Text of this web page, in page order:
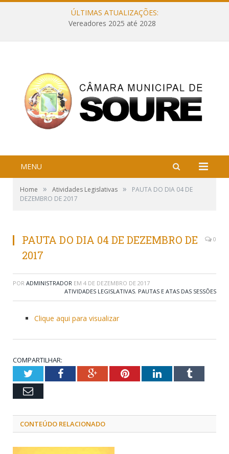
ÚLTIMAS ATUALIZAÇÕES:
Vereadores 2025 até 2028
MENU
Home » Atividades Legislativas »
PAUTA DO DIA 04 DE
DEZEMBRO DE 2017
PAUTA DO DIA 04 DE DEZEMBRO DE
2017
0
POR ADMINISTRADOR EM 4 DE DEZEMBRO DE 2017
ATIVIDADES LEGISLATIVAS, PAUTAS E ATAS DAS SESSÕES
Clique aqui para visualizar
COMPARTILHAR:
TwitterFacebookGoogle+PinterestLinkedInTumblr
Email
CONTEÚDO RELACIONADO